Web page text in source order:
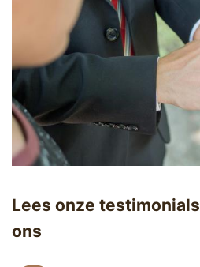
Lees onze testimonials
ons